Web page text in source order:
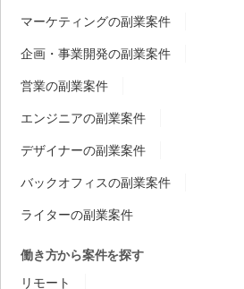
マーケティングの副業案件
企画・事業開発の副業案件
営業の副業案件
エンジニアの副業案件
デザイナーの副業案件
バックオフィスの副業案件
ライターの副業案件
働き方から案件を探す
リモート